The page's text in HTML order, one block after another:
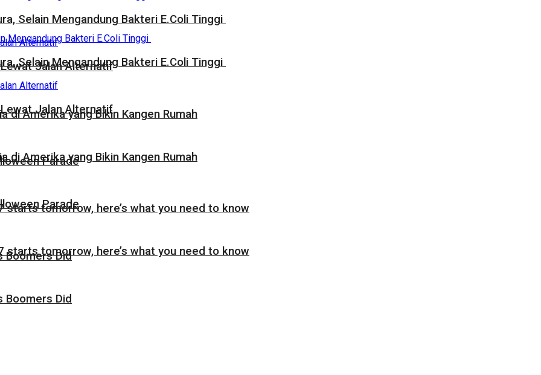
Selain Mengandung Bakteri E.Coli Tinggi
Lewat Jalan Alternatif
di Amerika yang Bikin Kangen Rumah
Parade
tomorrow, here’s what you need to know
Boomers Did
Selain Mengandung Bakteri E.Coli Tinggi
Lewat Jalan Alternatif
di Amerika yang Bikin Kangen Rumah
Parade
tomorrow, here’s what you need to know
Boomers Did